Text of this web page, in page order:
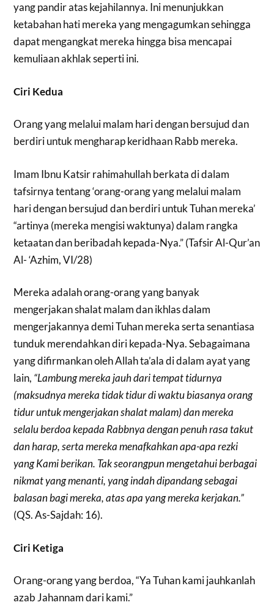
yang pandir atas kejahilannya. Ini menunjukkan
ketabahan hati mereka yang mengagumkan sehingga
dapat mengangkat mereka hingga bisa mencapai
kemuliaan akhlak seperti ini.
Ciri Kedua
Orang yang melalui malam hari dengan bersujud dan
berdiri untuk mengharap keridhaan Rabb mereka.
Imam Ibnu Katsir rahimahullah berkata di dalam
tafsirnya tentang ‘orang-orang yang melalui malam
hari dengan bersujud dan berdiri untuk Tuhan mereka’
“artinya (mereka mengisi waktunya) dalam rangka
ketaatan dan beribadah kepada-Nya.” (Tafsir Al-Qur’an
Al- ‘Azhim, VI/28)
Mereka adalah orang-orang yang banyak
mengerjakan shalat malam dan ikhlas dalam
mengerjakannya demi Tuhan mereka serta senantiasa
tunduk merendahkan diri kepada-Nya. Sebagaimana
yang difirmankan oleh Allah ta’ala di dalam ayat yang
lain, “Lambung mereka jauh dari tempat tidurnya
(maksudnya mereka tidak tidur di waktu biasanya orang
tidur untuk mengerjakan shalat malam) dan mereka
selalu berdoa kepada Rabbnya dengan penuh rasa takut
dan harap, serta mereka menafkahkan apa-apa rezki
yang Kami berikan. Tak seorangpun mengetahui berbagai
nikmat yang menanti, yang indah dipandang sebagai
balasan bagi mereka, atas apa yang mereka kerjakan.”
(QS. As-Sajdah: 16).
Ciri Ketiga
Orang-orang yang berdoa, “Ya Tuhan kami jauhkanlah
azab Jahannam dari kami.”